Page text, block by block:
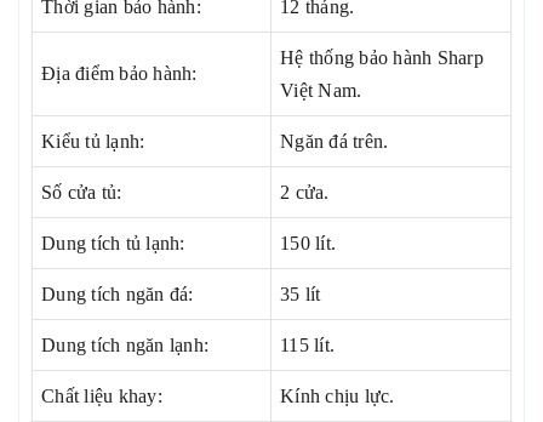
Thời gian bảo hành: 12 tháng.
Địa điểm bảo hành:
Hệ thống bảo hành Sharp
Việt Nam.
Kiểu tủ lạnh: Ngăn đá trên.
Số cửa tủ: 2 cửa.
Dung tích tủ lạnh: 150 lít.
Dung tích ngăn đá: 35 lít
Dung tích ngăn lạnh: 115 lít.
Chất liệu khay: Kính chịu lực.